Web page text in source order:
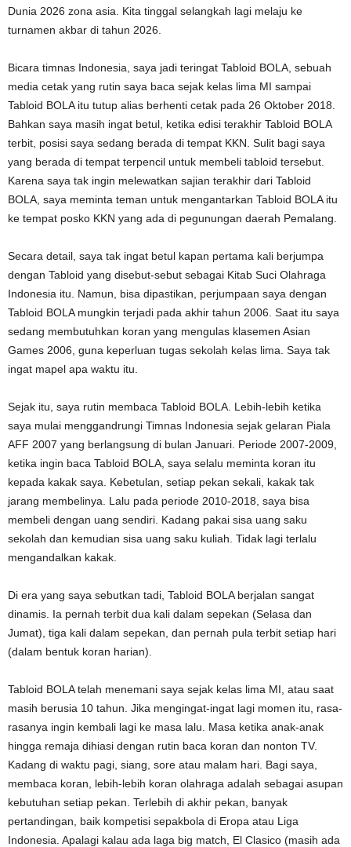
Dunia 2026 zona asia. Kita tinggal selangkah lagi melaju ke
turnamen akbar di tahun 2026.
Bicara timnas Indonesia, saya jadi teringat Tabloid BOLA, sebuah
media cetak yang rutin saya baca sejak kelas lima MI sampai
Tabloid BOLA itu tutup alias berhenti cetak pada 26 Oktober 2018.
Bahkan saya masih ingat betul, ketika edisi terakhir Tabloid BOLA
terbit, posisi saya sedang berada di tempat KKN. Sulit bagi saya
yang berada di tempat terpencil untuk membeli tabloid tersebut.
Karena saya tak ingin melewatkan sajian terakhir dari Tabloid
BOLA, saya meminta teman untuk mengantarkan Tabloid BOLA itu
ke tempat posko KKN yang ada di pegunungan daerah Pemalang.
Secara detail, saya tak ingat betul kapan pertama kali berjumpa
dengan Tabloid yang disebut-sebut sebagai Kitab Suci Olahraga
Indonesia itu. Namun, bisa dipastikan, perjumpaan saya dengan
Tabloid BOLA mungkin terjadi pada akhir tahun 2006. Saat itu saya
sedang membutuhkan koran yang mengulas klasemen Asian
Games 2006, guna keperluan tugas sekolah kelas lima. Saya tak
ingat mapel apa waktu itu.
Sejak itu, saya rutin membaca Tabloid BOLA. Lebih-lebih ketika
saya mulai menggandrungi Timnas Indonesia sejak gelaran Piala
AFF 2007 yang berlangsung di bulan Januari. Periode 2007-2009,
ketika ingin baca Tabloid BOLA, saya selalu meminta koran itu
kepada kakak saya. Kebetulan, setiap pekan sekali, kakak tak
jarang membelinya. Lalu pada periode 2010-2018, saya bisa
membeli dengan uang sendiri. Kadang pakai sisa uang saku
sekolah dan kemudian sisa uang saku kuliah. Tidak lagi terlalu
mengandalkan kakak.
Di era yang saya sebutkan tadi, Tabloid BOLA berjalan sangat
dinamis. Ia pernah terbit dua kali dalam sepekan (Selasa dan
Jumat), tiga kali dalam sepekan, dan pernah pula terbit setiap hari
(dalam bentuk koran harian).
Tabloid BOLA telah menemani saya sejak kelas lima MI, atau saat
masih berusia 10 tahun. Jika mengingat-ingat lagi momen itu, rasa-
rasanya ingin kembali lagi ke masa lalu. Masa ketika anak-anak
hingga remaja dihiasi dengan rutin baca koran dan nonton TV.
Kadang di waktu pagi, siang, sore atau malam hari. Bagi saya,
membaca koran, lebih-lebih koran olahraga adalah sebagai asupan
kebutuhan setiap pekan. Terlebih di akhir pekan, banyak
pertandingan, baik kompetisi sepakbola di Eropa atau Liga
Indonesia. Apalagi kalau ada laga big match, El Clasico (masih ada